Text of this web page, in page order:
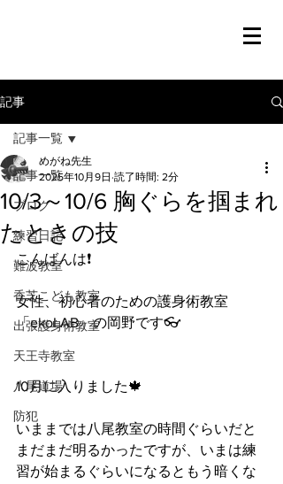
記事
記事一覧
ブログ
練習日記
難波教室
香芝こども教室
出張護身術教室
天王寺教室
八尾道場
防犯
記事一覧
10/3～10/6 胸ぐらを掴まれ
たときの技
めがね先生
2025年10月9日 読了時間: 2分
こんばんは❗️
女性、初心者のための護身術教室
「ekoLAB」の岡野です👓
10月に入りました🍁
いままでは八尾教室の時間ぐらいだと
まだまだ明るかったですが、いまは練
習が始まるぐらいになるともう暗くな